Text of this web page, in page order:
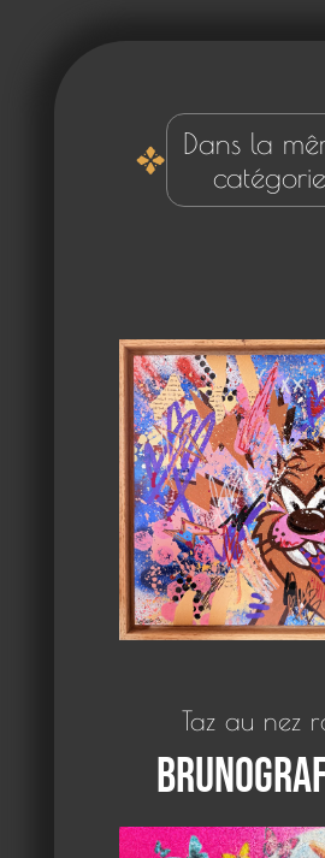
Dans la
catégorie
Taz au nez